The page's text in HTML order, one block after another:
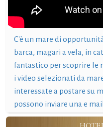
C'è un mare di
barca, magari a vela, in
fantastico per scoprire le
i video selezionati da
interessate a postare su
possono inviare una e